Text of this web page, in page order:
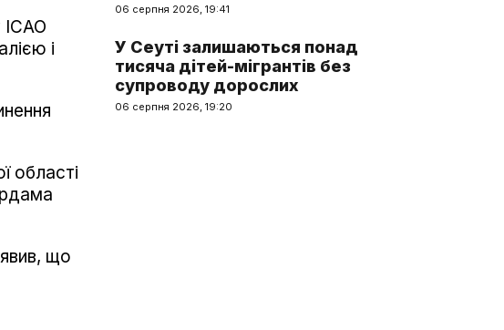
ІСАО
і
області
що
06 серпня 2026, 19:41
У Сеуті залишаються понад
тисяча дітей-мігрантів без
супроводу дорослих
06 серпня 2026, 19:20